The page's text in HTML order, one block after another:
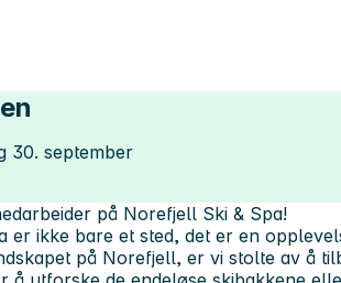
30. september
på Norefjell Ski & Spa!
er ikke bare et sted, det er en
på Norefjell, er vi stolte av å